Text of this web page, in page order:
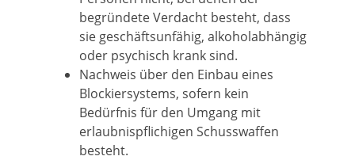
begründete Verdacht besteht, dass
sie geschäftsunfähig, alkoholabhängig
oder psychisch krank sind.
Nachweis über den Einbau eines
Blockiersystems, sofern kein
Bedürfnis für den Umgang mit
erlaubnispflichigen Schusswaffen
besteht.